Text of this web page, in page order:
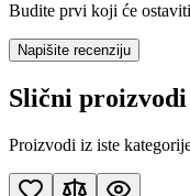
Budite prvi koji će
Napišite recenziju
Slični proizvodi
Proizvodi iz iste